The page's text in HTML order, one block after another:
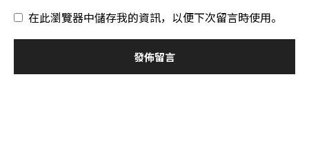
在此瀏覽器中儲存我的資訊，以便下次留言時使用。